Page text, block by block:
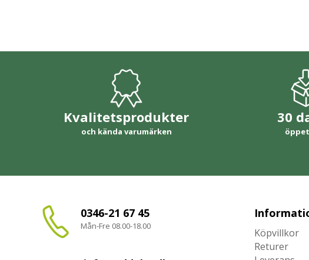
Kvalitetsprodukter
och kända varumärken
30
0346-21 67 45
Mån-Fre 08.00-18.00
Köpvillkor
Returer